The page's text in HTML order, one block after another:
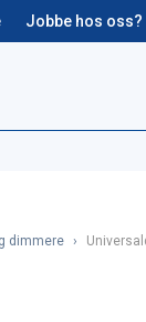
Jobbe hos oss?
dimmere ›